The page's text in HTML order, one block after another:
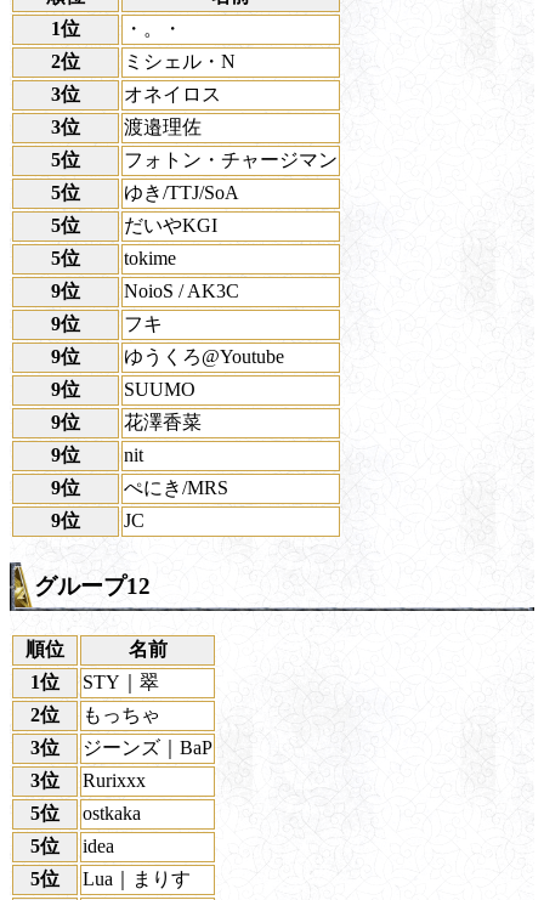
1位
・。・
2位
ミシェル・N
3位
オネイロス
3位
渡邉理佐
5位
フォトン・チャージマン
5位
ゆき/TTJ/SoA
5位
だいやKGI
5位
tokime
9位
NoioS / AK3C
9位
フキ
9位
ゆうくろ@Youtube
9位
SUUMO
9位
花澤香菜
9位
nit
9位
ぺにき/MRS
9位
JC
グループ12
順位
名前
1位
STY｜翠
2位
もっちゃ
3位
ジーンズ｜BaP
3位
Rurixxx
5位
ostkaka
5位
idea
5位
Lua｜まりす